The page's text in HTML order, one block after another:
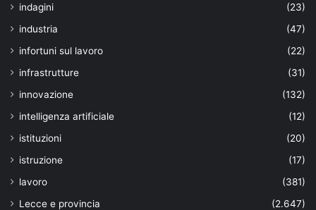
indagini
(23)
industria
(47)
infortuni sul lavoro
(22)
infrastrutture
(31)
innovazione
(132)
intelligenza artificiale
(12)
istituzioni
(20)
istruzione
(17)
lavoro
(381)
Lecce e provincia
(2.647)